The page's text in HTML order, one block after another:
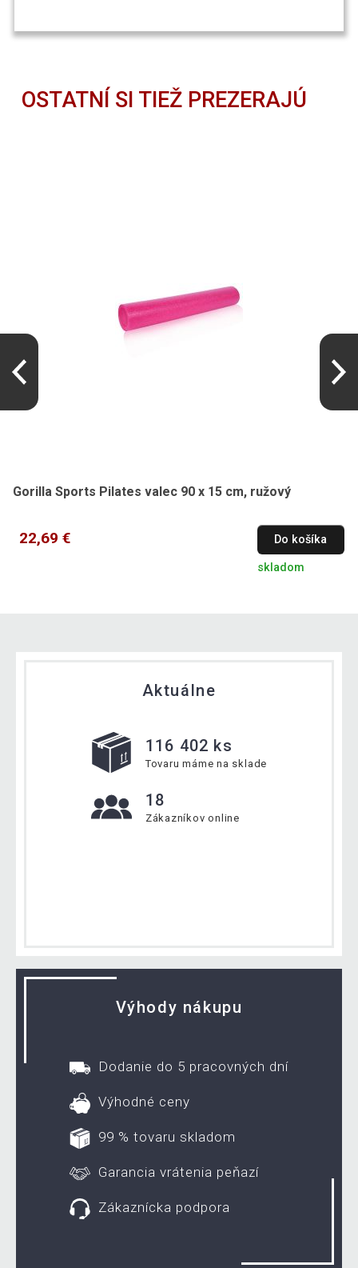
OSTATNÍ SI TIEŽ PREZERAJÚ
Gorilla Sports Pilates valec 90 x 15 cm, ružový
22,69 € Do košíka
skladom
Aktuálne
116 402 ks
Tovaru máme na sklade
18
Zákazníkov online
Výhody nákupu
Dodanie do 5 pracovných dní
Výhodné ceny
99 % tovaru skladom
Garancia vrátenia peňazí
Zákaznícka podpora